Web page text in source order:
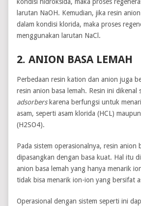
kondisi hidroksida, maka proses
larutan NaOH. Kemudian, jika resin
dalam kondisi klorida, maka proses
menggunakan larutan NaCl.
2. ANION BASA LEMAH
Perbedaan resin kation dan anion juga
resin anion basa lemah. Resin ini dikenal
adsorbers karena berfungsi untuk
asam, seperti asam klorida (HCL)
(H2SO4).
Pada sistem operasionalnya, resin anion
dipasangkan dengan basa kuat. Hal itu
anion basa lemah yang hanya menarik
tidak bisa menarik ion-ion yang bersifat
Operasional dengan sistem seperti ini